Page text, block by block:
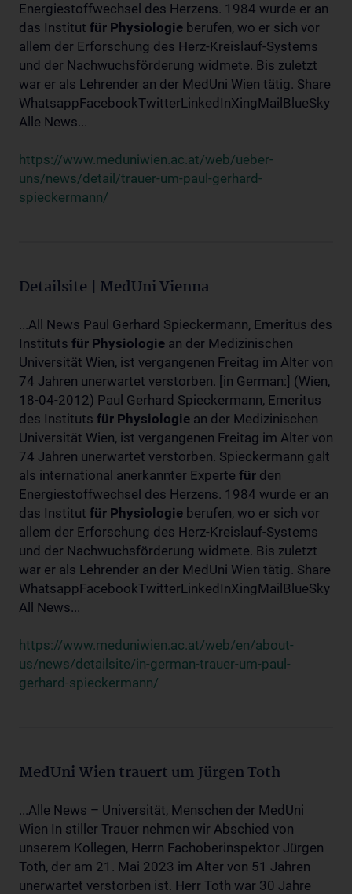
Energiestoffwechsel des Herzens. 1984 wurde er an
das Institut für Physiologie berufen, wo er sich vor
allem der Erforschung des Herz-Kreislauf-Systems
und der Nachwuchsförderung widmete. Bis zuletzt
war er als Lehrender an der MedUni Wien tätig. Share
WhatsappFacebookTwitterLinkedInXingMailBlueSky
Alle News...
https://www.meduniwien.ac.at/web/ueber-
uns/news/detail/trauer-um-paul-gerhard-
spieckermann/
Detailsite | MedUni Vienna
...All News Paul Gerhard Spieckermann, Emeritus des
Instituts für Physiologie an der Medizinischen
Universität Wien, ist vergangenen Freitag im Alter von
74 Jahren unerwartet verstorben. [in German:] (Wien,
18-04-2012) Paul Gerhard Spieckermann, Emeritus
des Instituts für Physiologie an der Medizinischen
Universität Wien, ist vergangenen Freitag im Alter von
74 Jahren unerwartet verstorben. Spieckermann galt
als international anerkannter Experte für den
Energiestoffwechsel des Herzens. 1984 wurde er an
das Institut für Physiologie berufen, wo er sich vor
allem der Erforschung des Herz-Kreislauf-Systems
und der Nachwuchsförderung widmete. Bis zuletzt
war er als Lehrender an der MedUni Wien tätig. Share
WhatsappFacebookTwitterLinkedInXingMailBlueSky
All News...
https://www.meduniwien.ac.at/web/en/about-
us/news/detailsite/in-german-trauer-um-paul-
gerhard-spieckermann/
MedUni Wien trauert um Jürgen Toth
...Alle News – Universität, Menschen der MedUni
Wien In stiller Trauer nehmen wir Abschied von
unserem Kollegen, Herrn Fachoberinspektor Jürgen
Toth, der am 21. Mai 2023 im Alter von 51 Jahren
unerwartet verstorben ist. Herr Toth war 30 Jahre